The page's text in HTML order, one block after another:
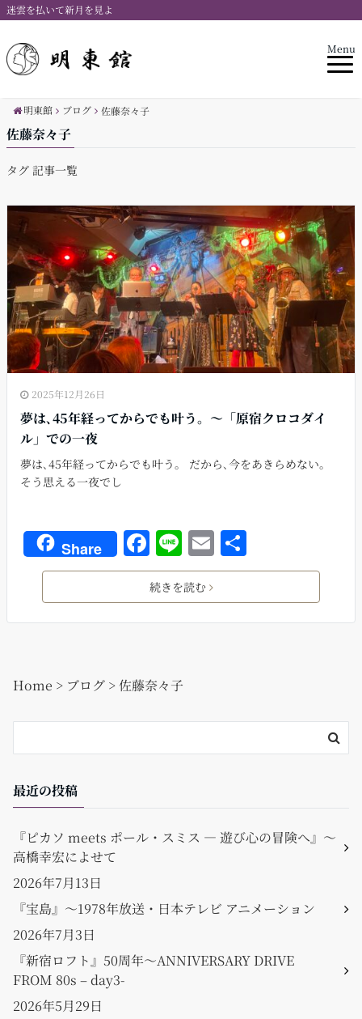
迷雲を払いて新月を見よ
Menu
明東館 ブログ 佐藤奈々子
佐藤奈々子
タグ 記事一覧
2025年12月26日
夢は､45年経ってからでも叶う。〜「原宿クロコダイ
ル」での一夜
夢は､45年経ってからでも叶う。 だから､今をあきらめない。
そう思える一夜でし
Share F
a
c
e
o
o
k
Li
n
e
E
m
ai
l
有
続きを読む
Home > ブログ >佐藤奈々子
最近の投稿
『ピカソ meets ポール・スミス ― 遊び心の冒険へ』〜
高橋幸宏によせて
2026年7月13日
『宝島』〜1978年放送・日本テレビ アニメーション
2026年7月3日
『新宿ロフト』50周年〜ANNIVERSARY DRIVE
FROM 80s – day3-
2026年5月29日